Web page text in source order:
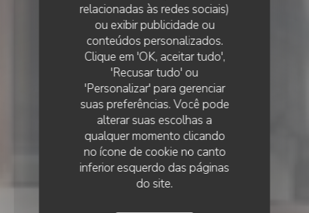
relacionadas às redes sociais)
ou exibir publicidade ou
conteúdos personalizados.
Clique em 'OK, aceitar tudo',
'Recusar tudo' ou
'Personalizar' para gerenciar
suas preferências. Você pode
alterar suas escolhas a
qualquer momento clicando
no ícone de cookie no canto
inferior esquerdo das páginas
do site.
• LILLE
Piccolo Mondo
PICCOLO MONDO